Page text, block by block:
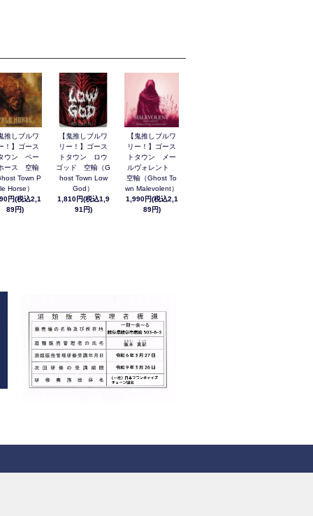
推しブルワ
！】ゴース
ウン ペー
ース 空輸
Town P
Horse）
円(税込2,1
89円)
【鬼推しブルワ
リー！】ゴース
トタウン ロウ
ゴッド 空輸（G
host Town Low
God）
1,810円(税込1,9
91円)
【鬼推しブルワ
リー！】ゴース
トタウン メー
ルヴォレント
空輸（Ghost To
wn Malevolent）
1,990円(税込2,1
89円)